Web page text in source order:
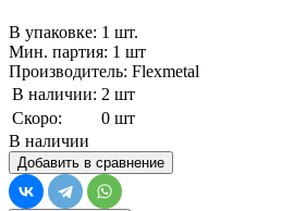
В упаковке: 1 шт.
Мин. партия: 1 шт
Производитель: Flexmetal
В наличии: 2 шт
Скоро:
0 шт
В наличии
Добавить в сравнение